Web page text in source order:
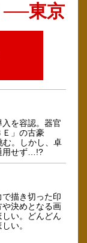
──東京
を容認。器官
Ｅ」の古豪
む。しかし、卓
用せず…!?
描き切った印
決めとなる画
い。どんどん
い。